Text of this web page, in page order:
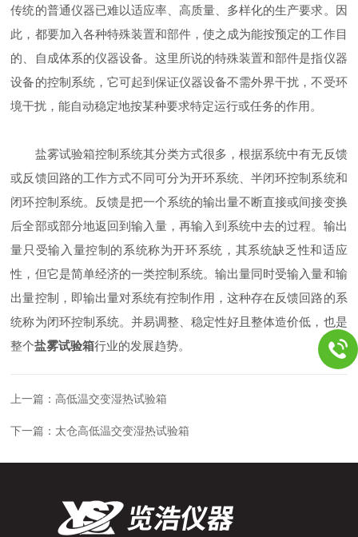
传统的普通仪器已难以适应率、高质量、多样化的生产要求。因
此，都要加入各种特殊装置和部件，使之成为能按预定的工作目
的、自成体系的仪器设备。这里所说的特殊装置和部件是指仪器
设备的控制系统，它可起到保证仪器设备不需外界干扰，不受环
境干扰，能自动稳定地按某种要求特定运行或任务的作用。
盐雾试验箱控制系统其分类方式很多，根据系统中有无反馈
或反馈回路的工作方式不同可分为开环系统、半闭环控制系统和
闭环控制系统。反馈是把一个系统的输出量不断直接或间接变换
后全部或部分地返回到输入量，再输入到系统中去的过程。输出
量只受输入量控制的系统称为开环系统，其系统缺乏性和适应
性，但它是简单经济的一类控制系统。输出量同时受输入量和输
出量控制，即输出量对系统有控制作用，这种存在反馈回路的系
统称为闭环控制系统。并易调整、稳定性好且整体造价低，也是
整个盐雾试验箱行业的发展趋势。
上一篇：高低温交变湿热试验箱
下一篇： 太仓高低温交变湿热试验箱